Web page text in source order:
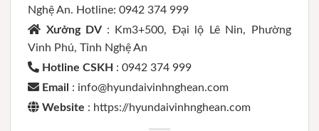
Nghệ An. Hotline: 0942 374 999
Xưởng DV : Km3+500, Đại lộ Lê Nin, Phường
Vinh Phú, Tỉnh Nghệ An
Hotline CSKH : 0942 374 999
Email : info@hyundaivinhnghean.com
Website : https://hyundaivinhnghean.com